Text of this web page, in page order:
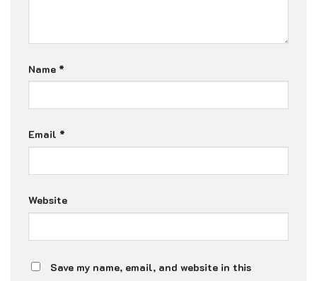
Name *
Email *
Website
Save my name, email, and website in this